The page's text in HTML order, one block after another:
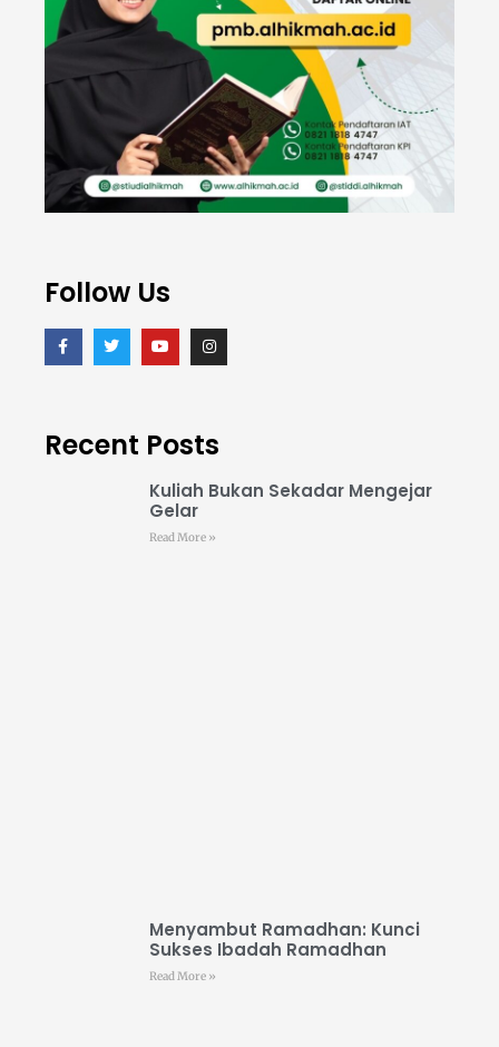
Follow Us
Recent Posts
Kuliah Bukan Sekadar Mengejar
Gelar
Read More »
Menyambut Ramadhan: Kunci
Sukses Ibadah Ramadhan
Read More »